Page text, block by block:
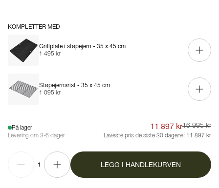
KOMPLETTER MED
Grillplate i støpejern - 35 x 45 cm
1 495 kr
Støpejernsrist - 35 x 45 cm
1 095 kr
På lager
Levering om 3-6 dager
11 897 kr16 995 kr
Laveste pris de siste 30 dagene: 11 897 kr
1 LEGG I HANDLEKURVEN